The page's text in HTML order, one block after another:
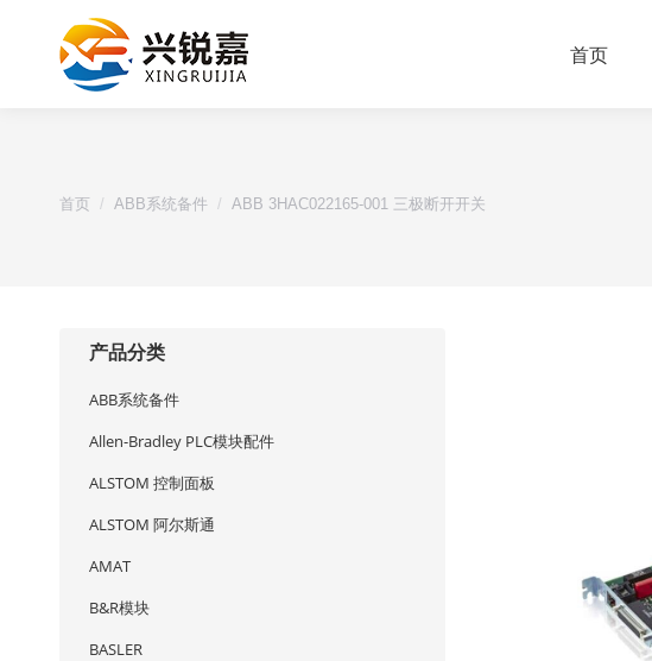
首页
首页 ABB系统备件 ABB 3HAC022165-001 三极断开开关
产品分类
ABB系统备件
Allen-Bradley PLC模块配件
ALSTOM 控制面板
ALSTOM 阿尔斯通
AMAT
B&R模块
BASLER